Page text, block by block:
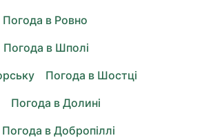
Погода в Ровно
Погода в Шполі
Погода в Шостці
Погода в Долині
Погода в Добропіллі